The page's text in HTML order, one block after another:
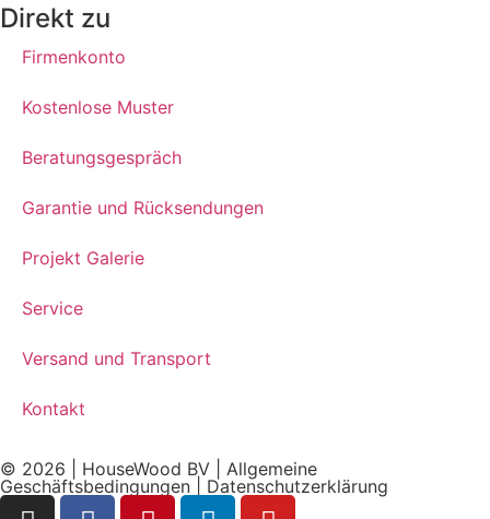
Direkt zu
Firmenkonto
Kostenlose Muster
Beratungsgespräch
Garantie und Rücksendungen
Projekt Galerie
Service
Versand und Transport
Kontakt
© 2026 | HouseWood BV | Allgemeine
Geschäftsbedingungen
Datenschutzerklärung